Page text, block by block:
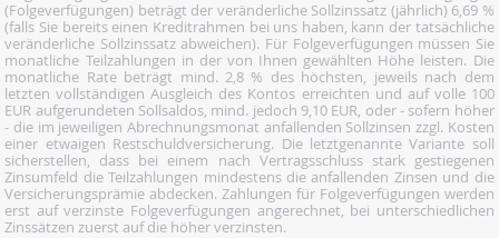
(Folgeverfügungen) beträgt der veränderliche Sollzinssatz (jährlich) 6,69 %
(falls Sie bereits einen Kreditrahmen bei uns haben, kann der tatsächliche
veränderliche Sollzinssatz abweichen). Für Folgeverfügungen müssen Sie
monatliche Teilzahlungen in der von Ihnen gewählten Höhe leisten. Die
monatliche Rate beträgt mind. 2,8 % des höchsten, jeweils nach dem
letzten vollständigen Ausgleich des Kontos erreichten und auf volle 100
EUR aufgerundeten Sollsaldos, mind. jedoch 9,10 EUR, oder - sofern höher
- die im jeweiligen Abrechnungsmonat anfallenden Sollzinsen zzgl. Kosten
einer etwaigen Restschuldversicherung. Die letztgenannte Variante soll
sicherstellen, dass bei einem nach Vertragsschluss stark gestiegenen
Zinsumfeld die Teilzahlungen mindestens die anfallenden Zinsen und die
Versicherungsprämie abdecken. Zahlungen für Folgeverfügungen werden
erst auf verzinste Folgeverfügungen angerechnet, bei unterschiedlichen
Zinssätzen zuerst auf die höher verzinsten.